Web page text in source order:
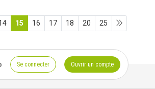
15 16 17 18 20 25
Se connecter Ouvrir un compte